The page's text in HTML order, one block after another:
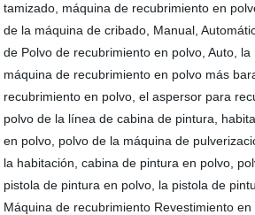
tamizado, máquina de recubrimiento en
de la máquina de cribado, Manual,
de Polvo de recubrimiento en polvo, Auto, la
máquina de recubrimiento en polvo más
recubrimiento en polvo, el aspersor para
polvo de la línea de cabina de pintura,
en polvo, polvo de la máquina de
la habitación, cabina de pintura en polvo,
pistola de pintura en polvo, la pistola de
Máquina de recubrimiento Revestimiento